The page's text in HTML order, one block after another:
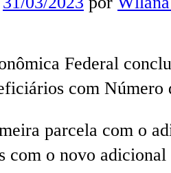
Federal
com
parcela com o
com o novo